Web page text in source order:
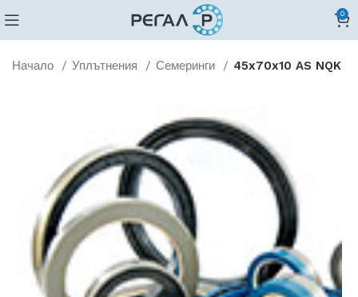
0
Начало Уплътнения Семеринги 45x70x10 AS NQK